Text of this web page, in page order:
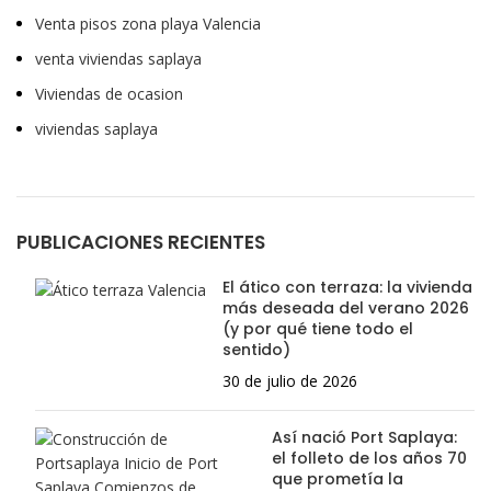
Venta pisos zona playa Valencia
venta viviendas saplaya
Viviendas de ocasion
viviendas saplaya
PUBLICACIONES RECIENTES
El ático con terraza: la vivienda
más deseada del verano 2026
(y por qué tiene todo el
sentido)
30 de julio de 2026
Así nació Port Saplaya:
el folleto de los años 70
que prometía la